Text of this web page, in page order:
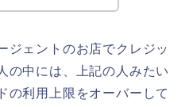
ジェントのお店でクレジッ
の中には、上記の人みたい
の利用上限をオーバーして